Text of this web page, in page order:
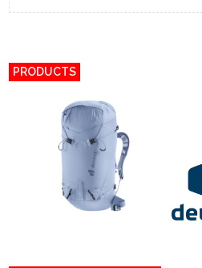
PRODUCTS